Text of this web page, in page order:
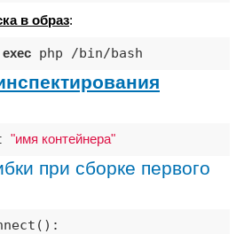
в образ:
exec php /bin/bash
"имя контейнера"
при сборке первого